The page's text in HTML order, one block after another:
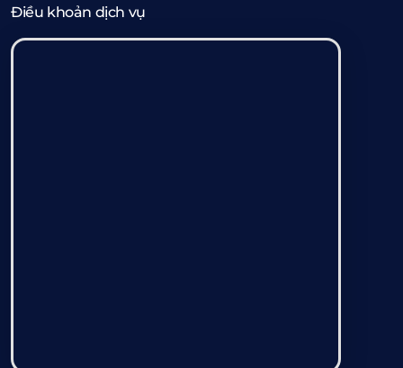
Điều khoản dịch vụ